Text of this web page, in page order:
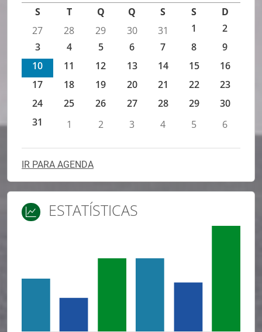
M
An
te
rio
r
M
ês
Se
gu
in
te
S
T Q Q S S
D
27
28 29 30 31 1
2
3
4 5 6 7 8
9
10
11 12 13 14 15
16
17
18 19 20 21 22
23
24
25 26 27 28 29
30
31
1 2 3 4 5 6
IR PARA AGENDA
ESTATÍSTICAS